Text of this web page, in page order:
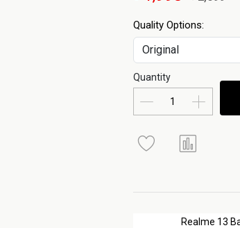
Realme 13
Quality Options:
Quantity